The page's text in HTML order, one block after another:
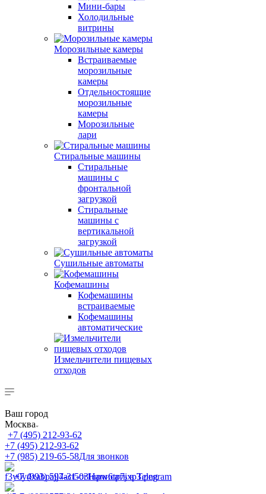
Мини-бары
Холодильные
витрины
Морозильные камеры
Встраиваемые
морозильные
камеры
Отдельностоящие
морозильные
камеры
Морозильные
лари
Стиральные машины
Стиральные
машины с
фронтальной
загрузкой
Стиральные
машины с
вертикальной
загрузкой
Сушильные автоматы
Кофемашины
Кофемашины
встраиваемые
Кофемашины
автоматические
Измельчители пищевых
отходов
Ваш город
Москва
+7 (495) 212-93-62
+7 (495) 212-93-62
+7 (985) 219-65-58Для звонков
+7 (993) 597-31-03Написать в Telegram